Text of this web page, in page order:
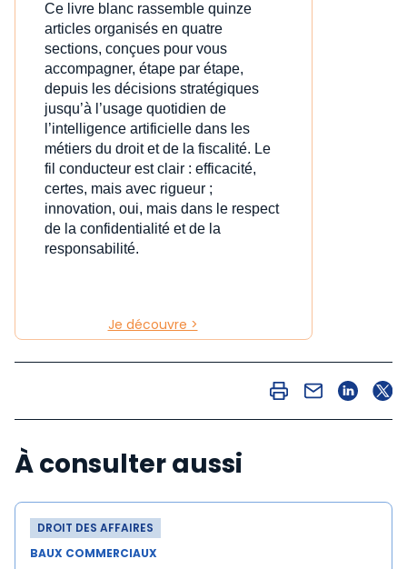
Ce livre blanc rassemble quinze
articles organisés en quatre
sections, conçues pour vous
accompagner, étape par étape,
depuis les décisions stratégiques
jusqu’à l’usage quotidien de
l’intelligence artificielle dans les
métiers du droit et de la fiscalité. Le
fil conducteur est clair : efficacité,
certes, mais avec rigueur ;
innovation, oui, mais dans le respect
de la confidentialité et de la
responsabilité.
Je découvre >
À consulter aussi
DROIT DES AFFAIRES
BAUX COMMERCIAUX